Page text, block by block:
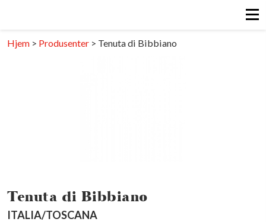
Hjem > Produsenter > Tenuta di Bibbiano
Tenuta di Bibbiano
ITALIA/TOSCANA